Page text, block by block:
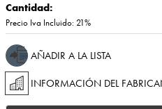
Cantidad:
Precio Iva Incluido: 21%
AÑADIR A LA LISTA
INFORMACIÓN DEL